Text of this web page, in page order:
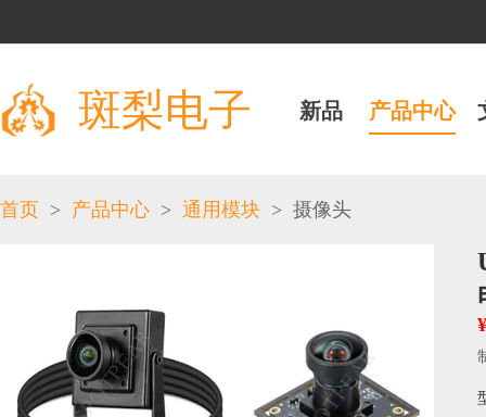
斑梨电子 新品 产品中心
首页 > 产品中心 > 通用模块 > 摄像头